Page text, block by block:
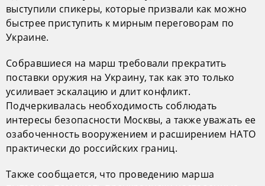
выступили спикеры, которые призвали как можно
быстрее приступить к мирным переговорам по
Украине.
Собравшиеся на марш требовали прекратить
поставки оружия на Украину, так как это только
усиливает эскалацию и длит конфликт.
Подчеркивалась необходимость соблюдать
интересы безопасности Москвы, а также уважать ее
озабоченность вооружением и расширением НАТО
практически до российских границ.
Также сообщается, что проведению марша